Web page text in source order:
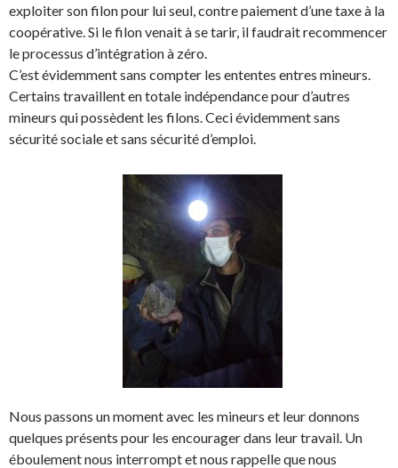
exploiter son filon pour lui seul, contre paiement d’une taxe à la
coopérative. Si le filon venait à se tarir, il faudrait recommencer
le processus d’intégration à zéro.
C’est évidemment sans compter les ententes entres mineurs.
Certains travaillent en totale indépendance pour d’autres
mineurs qui possèdent les filons. Ceci évidemment sans
sécurité sociale et sans sécurité d’emploi.
Nous passons un moment avec les mineurs et leur donnons
quelques présents pour les encourager dans leur travail. Un
éboulement nous interrompt et nous rappelle que nous